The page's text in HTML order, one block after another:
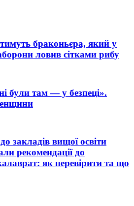
браконьєра, який у
ловив сітками рибу
були там — у безпеці».
закладів вищої освіти
рекомендації до
як перевірити та що